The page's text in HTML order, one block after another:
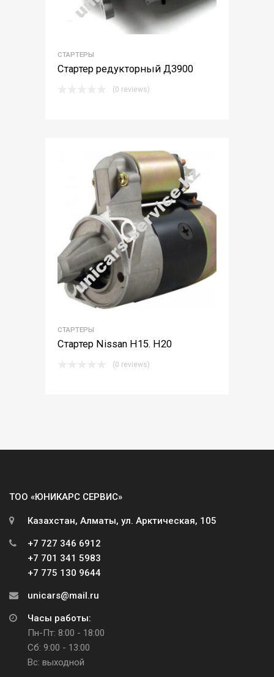
СТАРТЕРЫ
Стартер редукторный Д3900
(0 reviews)
СТАРТЕРЫ
Стартер Nissan H15. H20
(0 reviews)
ТОО «ЮНИКАРС СЕРВИС»
Казахстан, Алматы, ул. Арктическая, 105
+7 727 346 6912
+7 701 341 5983
+7 775 130 9644
unicars@mail.ru
Часы работы:
Пн-Пт: 8:00 - 18:00
Сб: 9:00 - 13:00
Вс: выходной